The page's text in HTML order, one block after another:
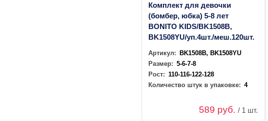
Комплект для девочки
(бомбер, юбка) 5-8 лет
BONITO KIDS/BK1508B,
BK1508YU/уп.4шт./меш.120шт.
Артикул:
BK1508B, BK1508YU
Размер: 5-6-7-8
Рост: 110-116-122-128
Количество штук в упаковке: 4
589 руб./ 1 шт.